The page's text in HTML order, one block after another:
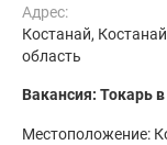
Адрес:
Костанай,
область
Вакансия: Токарь
Местоположение: